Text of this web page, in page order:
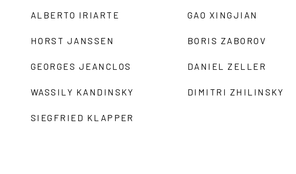
ALBERTO IRIARTE
HORST JANSSEN
GEORGES JEANCLOS
WASSILY KANDINSKY
SIEGFRIED KLAPPER
GAO XINGJIAN
BORIS ZABOROV
DANIEL ZELLER
DIMITRI ZHILINSKY